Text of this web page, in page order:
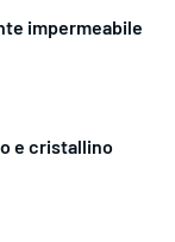
impermeabile
e cristallino